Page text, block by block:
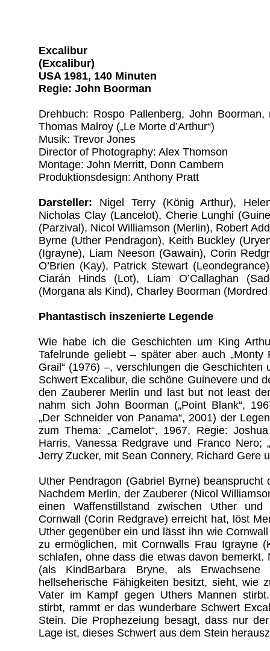
Excalibur
(Excalibur)
USA 1981, 140 Minuten
Regie: John Boorman
Drehbuch: Rospo Pallenberg, John
Thomas Malroy („Le Morte d’Arthur“)
Musik: Trevor Jones
Director of Photography: Alex Thomson
Montage: John Merritt, Donn Cambern
Produktionsdesign: Anthony Pratt
Darsteller: Nigel Terry (König Arthur),
Nicholas Clay (Lancelot), Cherie Lunghi
(Parzival), Nicol Williamson (Merlin), Robert
Byrne (Uther Pendragon), Keith Buckley
(Igrayne), Liam Neeson (Gawain), Corin
O’Brien (Kay), Patrick Stewart
Ciarán Hinds (Lot), Liam O’Callaghan
(Morgana als Kind), Charley Boorman
Phantastisch inszenierte Legende
Wie habe ich die Geschichten um King
Tafelrunde geliebt – später aber auch
Grail“ (1976) –, verschlungen die Geschichten
Schwert Excalibur, die schöne Guinevere und
den Zauberer Merlin und last but not least
nahm sich John Boorman („Point Blank“,
„Der Schneider von Panama“, 2001) der
zum Thema: „Camelot“, 1967, Regie:
Harris, Vanessa Redgrave und Franco Nero;
Jerry Zucker, mit Sean Connery, Richard Gere
Uther Pendragon (Gabriel Byrne) beansprucht
Nachdem Merlin, der Zauberer (Nicol
einen Waffenstillstand zwischen Uther und
Cornwall (Corin Redgrave) erreicht hat, löst
Uther gegenüber ein und lässt ihn wie
zu ermöglichen, mit Cornwalls Frau Igrayne
schlafen, ohne dass die etwas davon bemerkt.
(als KindBarbara Bryne, als
hellseherische Fähigkeiten besitzt, sieht, wie
Vater im Kampf gegen Uthers Mannen
stirbt, rammt er das wunderbare Schwert
Stein. Die Prophezeiung besagt, dass nur
Lage ist, dieses Schwert aus dem Stein